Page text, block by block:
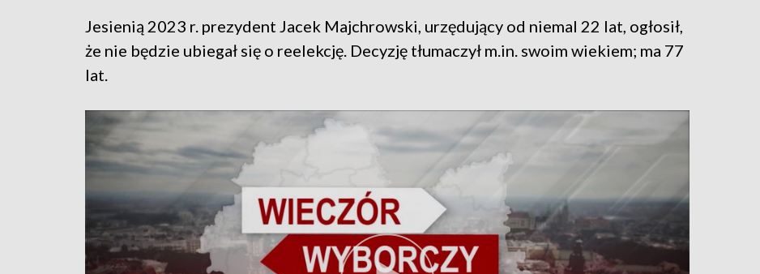
Jesienią 2023 r. prezydent Jacek Majchrowski, urzędujący od niemal 22 lat, ogłosił,
że nie będzie ubiegał się o reelekcję. Decyzję tłumaczył m.in. swoim wiekiem; ma 77
lat.